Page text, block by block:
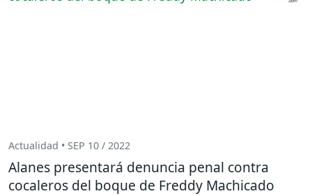
Actualidad • SEP 10 / 2022
Alanes presentará denuncia penal contra
cocaleros del boque de Freddy Machicado